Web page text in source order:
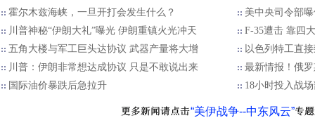
霍尔木兹海峡，一旦开打会发生什么？
美中央司令部
川普神秘“伊朗大礼”曝光 伊朗重镇火光冲天
F-35遭击 靠四
五角大楼与军工巨头达协议 武器产量将大增
以色列特工直
川普：伊朗非常想达成协议 只是不敢说出来
最新情报！俄
国际油价暴跌后急拉升
18小时投入战
“美伊战争--中东风云”